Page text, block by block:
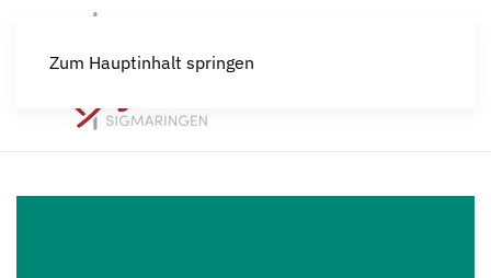
Zum Hauptinhalt springen